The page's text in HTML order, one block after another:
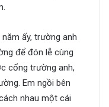
ấy, trường anh
để đón lễ cùng
cổng trường anh,
Em ngồi bên
nhau một cái